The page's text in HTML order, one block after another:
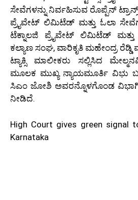
ಸೇವೆಗಳನ್ನು ನಿರ್ವಹಿಸುವ ರೊಪ್ಪೆನ್
ಪ್ರೈವೇಟ್ ಲಿಮಿಟೆಡ್ ಮತ್ತು ಓಲಾ
ಟೆಕ್ನಾಲಜಿ ಪ್ರೈವೇಟ್ ಲಿಮಿಟೆಡ್ ಮತ್ತು
ಕಲ್ಯಾಣ ಸಂಘ, ವಾರಿಕೃತಿ ಮಹೇಂದ್ರ ರೆಡ್ಡಿ
ಟ್ಯಾಕ್ಸಿ ಮಾಲೀಕರು ಸಲ್ಲಿಸಿದ
ಮೂಲಕ ಮುಖ್ಯ ನ್ಯಾಯಮೂರ್ತಿ ವಿಭು
ಸಿಎಂ ಜೋಶಿ ಅವರನ್ನೊಳಗೊಂಡ
ನೀಡಿದೆ.
High Court gives green signal
Karnataka